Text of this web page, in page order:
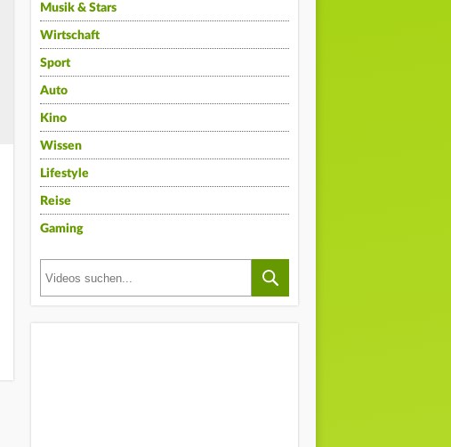
Musik & Stars
Wirtschaft
Sport
Auto
Kino
Wissen
Lifestyle
Reise
Gaming